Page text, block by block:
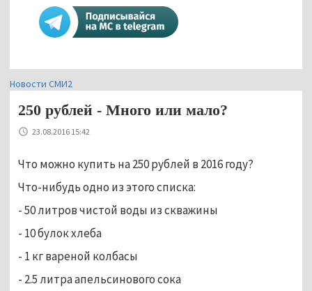
Новости СМИ2
250 рублей - Много или мало?
23.08.2016 15:42
Что можно купить на 250 рублей в 2016 году?
Что-нибудь одно из этого списка:
- 50 литров чистой воды из скважины
- 10 булок хлеба
- 1 кг вареной колбасы
- 2.5 литра апельсинового сока